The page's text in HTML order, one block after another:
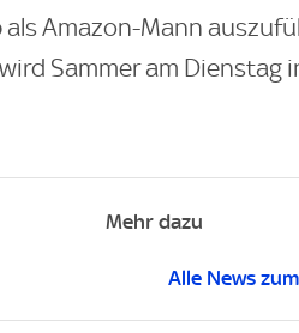
als Amazon-Mann
Sammer am Dienstag
Mehr dazu
Alle News